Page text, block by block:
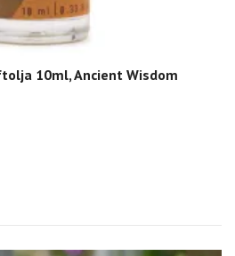
10ml, Ancient Wisdom